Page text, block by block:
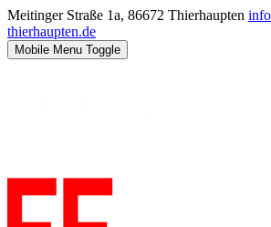
Meitinger Straße 1a, 86672 Thierhaupten
thierhaupten.de
Mobile Menu Toggle